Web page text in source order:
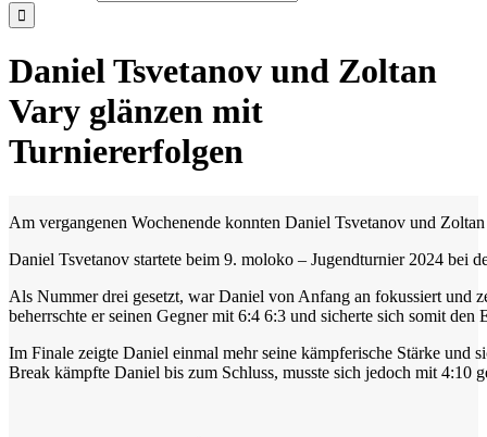
Daniel Tsvetanov und Zoltan
Vary glänzen mit
Turniererfolgen
Am vergangenen Wochenende konnten Daniel Tsvetanov und
Daniel Tsvetanov startete beim 9. moloko – Jugendturnier 2024 bei
Als Nummer drei gesetzt, war Daniel von Anfang an fokussiert und
beherrschte er seinen Gegner mit 6:4 6:3 und sicherte sich somit den
Im Finale zeigte Daniel einmal mehr seine kämpferische Stärke und
Break kämpfte Daniel bis zum Schluss, musste sich jedoch mit 4:10